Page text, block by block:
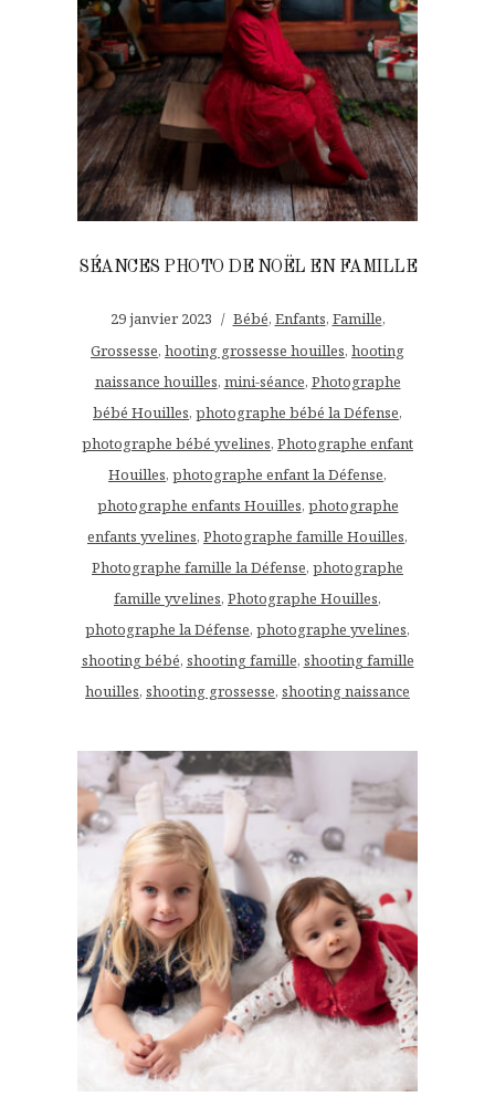
SÉANCES PHOTO DE NOËL EN FAMILLE
29 janvier 2023 Bébé, Enfants, Famille,
Grossesse, hooting grossesse houilles, hooting
naissance houilles, mini-séance, Photographe
bébé Houilles, photographe bébé la Défense,
photographe bébé yvelines, Photographe enfant
Houilles, photographe enfant la Défense,
photographe enfants Houilles, photographe
enfants yvelines, Photographe famille Houilles,
Photographe famille la Défense, photographe
famille yvelines, Photographe Houilles,
photographe la Défense, photographe yvelines,
shooting bébé, shooting famille, shooting famille
houilles, shooting grossesse, shooting naissance